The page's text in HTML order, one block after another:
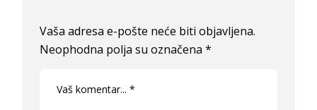
Vaša adresa e-pošte neće biti objavljena.
Neophodna polja su označena*